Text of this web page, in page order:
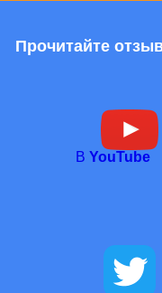
Прочитайте
В YouTube